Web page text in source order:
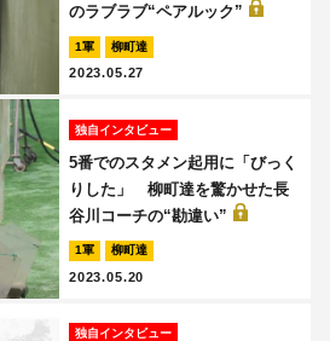
のラブラブ“ペアルック”
1軍 柳町達
2023.05.27
独自インタビュー
5番でのスタメン起用に「びっく
りした」 柳町達を驚かせた長
谷川コーチの“勘違い”
1軍 柳町達
2023.05.20
独自インタビュー